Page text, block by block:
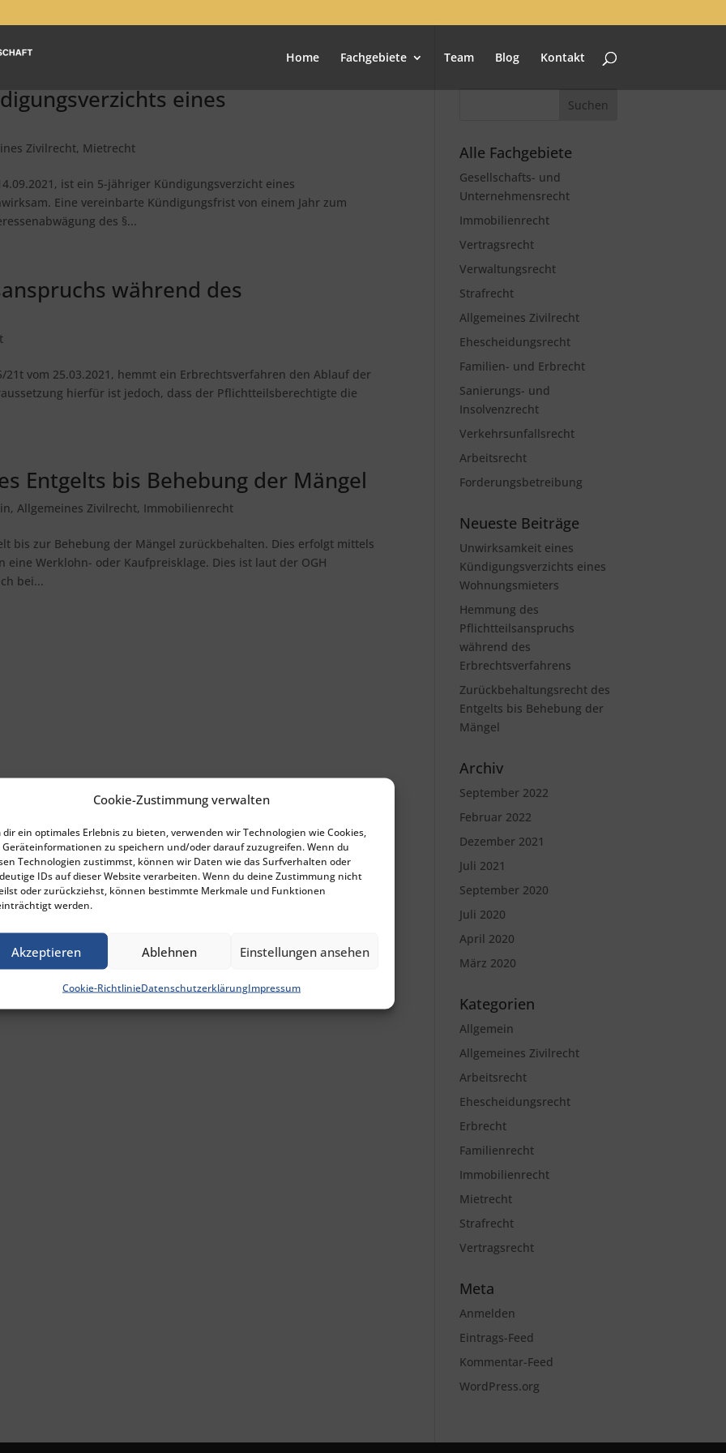
Cookie-Zustimmung verwalten
dir ein optimales Erlebnis zu bieten, verwenden wir Technologien wie Cookies,
Geräteinformationen zu speichern und/oder darauf zuzugreifen. Wenn du
Technologien zustimmst, können wir Daten wie das Surfverhalten oder
IDs auf dieser Website verarbeiten. Wenn du deine Zustimmung nicht
oder zurückziehst, können bestimmte Merkmale und Funktionen
werden.
Akzeptieren Ablehnen Einstellungen ansehen
Cookie-RichtlinieDatenschutzerklärungImpressum
Home Fachgebiete Team Blog Kontakt
eines
Zivilrecht, Mietrecht
ist ein 5-jähriger Kündigungsverzicht eines
Eine vereinbarte Kündigungsfrist von einem Jahr zum
des §...
während des
21t vom 25.03.2021, hemmt ein Erbrechtsverfahren den Ablauf der
hierfür ist jedoch, dass der Pflichtteilsberechtigte die
Entgelts bis Behebung der Mängel
,Allgemeines Zivilrecht, Immobilienrecht
bis zur Behebung der Mängel zurückbehalten. Dies erfolgt mittels
Werklohn- oder Kaufpreisklage. Dies ist laut der OGH
bei...
Alle Fachgebiete
Gesellschafts- und
Unternehmensrecht
Immobilienrecht
Vertragsrecht
Verwaltungsrecht
Strafrecht
Allgemeines Zivilrecht
Ehescheidungsrecht
Familien- und Erbrecht
Sanierungs- und
Insolvenzrecht
Verkehrsunfallsrecht
Arbeitsrecht
Forderungsbetreibung
Neueste Beiträge
Unwirksamkeit eines
Kündigungsverzichts eines
Wohnungsmieters
Hemmung des
Pflichtteilsanspruchs
während des
Erbrechtsverfahrens
Zurückbehaltungsrecht des
Entgelts bis Behebung der
Mängel
Archiv
September 2022
Februar 2022
Dezember 2021
Juli 2021
September 2020
Juli 2020
April 2020
März 2020
Kategorien
Allgemein
Allgemeines Zivilrecht
Arbeitsrecht
Ehescheidungsrecht
Erbrecht
Familienrecht
Immobilienrecht
Mietrecht
Strafrecht
Vertragsrecht
Meta
Anmelden
Eintrags-Feed
Kommentar-Feed
WordPress.org